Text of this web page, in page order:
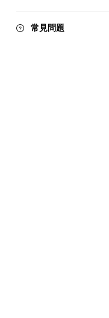
常見問題